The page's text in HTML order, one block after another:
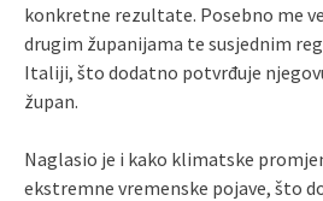
konkretne rezultate. Posebno me
drugim županijama te susjednim
Italiji, što dodatno potvrđuje
župan.
Naglasio je i kako klimatske
ekstremne vremenske pojave, što